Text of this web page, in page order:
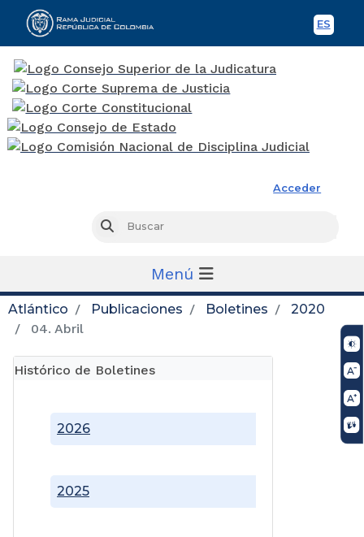
ES
Acceder
Buscar
Menú
Atlántico Publicaciones Boletines
2020
04. Abril
Histórico de Boletines
2025
2026